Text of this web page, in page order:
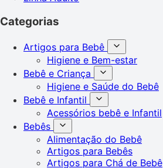
Categorias
Artigos para Bebê
Higiene e Bem-estar
Bebê e Criança
Higiene e Saúde do Bebê
Bebê e Infantil
Acessórios bebê e Infantil
Bebês
Alimentação do Bebê
Artigos para Bebês
Artigos para Chá de Bebê